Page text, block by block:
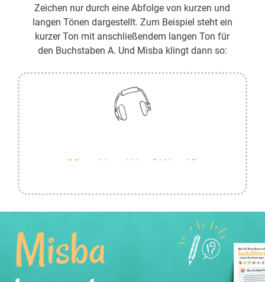
Zeichen nur durch eine Abfolge von kurzen und
langen Tönen dargestellt. Zum Beispiel steht ein
kurzer Ton mit anschließendem langen Ton für
den Buchstaben A. Und Misba klingt dann so:
Misba